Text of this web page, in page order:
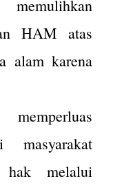
HAM atas
alam karena
hak melalui